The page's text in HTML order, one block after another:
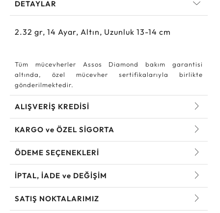
DETAYLAR
2.32 gr, 14 Ayar, Altın, Uzunluk 13-14 cm
Tüm mücevherler Assos Diamond bakım garantisi
altında, özel mücevher sertifikalarıyla birlikte
gönderilmektedir.
ALIŞVERİŞ KREDİSİ
KARGO ve ÖZEL SİGORTA
ÖDEME SEÇENEKLERİ
İPTAL, İADE ve DEĞİŞİM
SATIŞ NOKTALARIMIZ